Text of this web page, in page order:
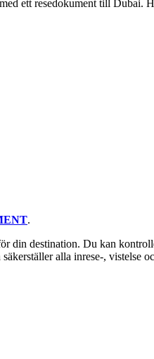
ett resedokument till
.
destination. Du kan
alla inrese-, vistelse